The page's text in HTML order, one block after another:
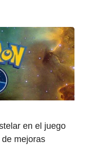
en el juego
mejoras